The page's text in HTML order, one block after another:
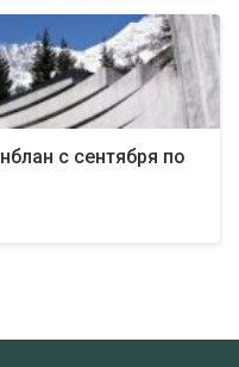
с сентября по